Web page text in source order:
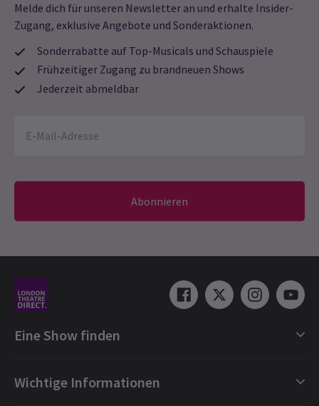
Melde dich für unseren Newsletter an und erhalte Insider-
Zugang, exklusive Angebote und Sonderaktionen.
Sonderrabatte auf Top-Musicals und Schauspiele
Frühzeitiger Zugang zu brandneuen Shows
Jederzeit abmeldbar
Abonnieren
Eine Show finden
London Musicals
Wichtige Informationen